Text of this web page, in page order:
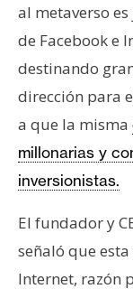
al metaverso
de Facebook e
destinando
dirección para
a que la misma
millonarias y
inversionistas.
El fundador y
señaló que
Internet, razón